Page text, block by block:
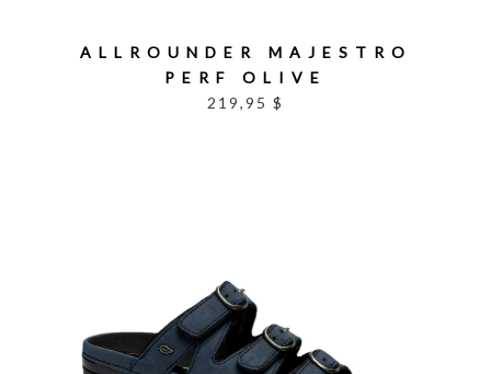
ALLROUNDER MAJESTRO
PERF OLIVE
219,95 $